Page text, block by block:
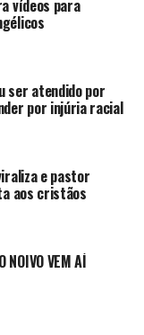
vídeos para
ser atendido por
por injúria racial
e pastor
aos cristãos
NOIVO VEM AÍ